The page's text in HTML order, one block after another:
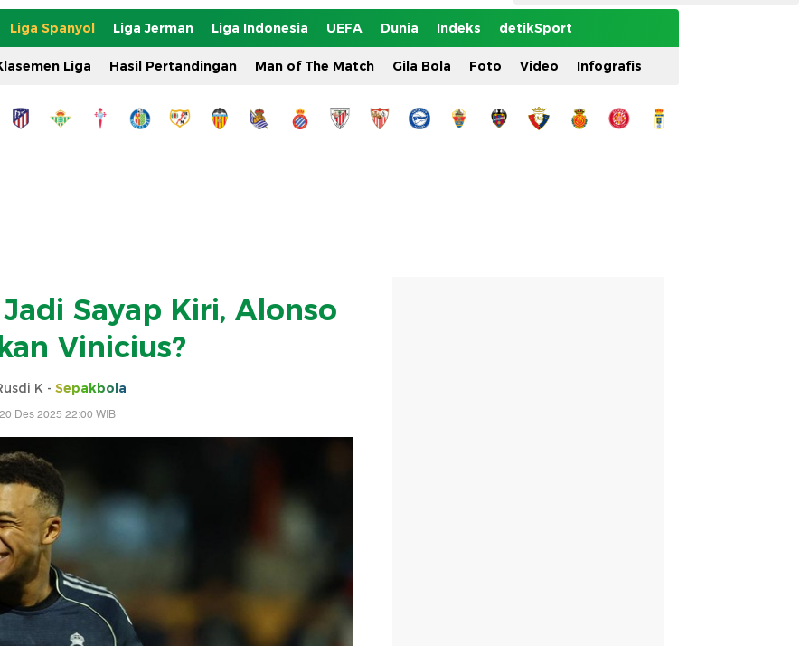
Liga Spanyol Liga Jerman Liga Indonesia UEFA Dunia Indeks detikSport
Liga Hasil Pertandingan Man of The Match Gila Bola Foto Video Infografis
Sayap Kiri, Alonso
Vinicius?
K - Sepakbola
Des 2025 22:00 WIB